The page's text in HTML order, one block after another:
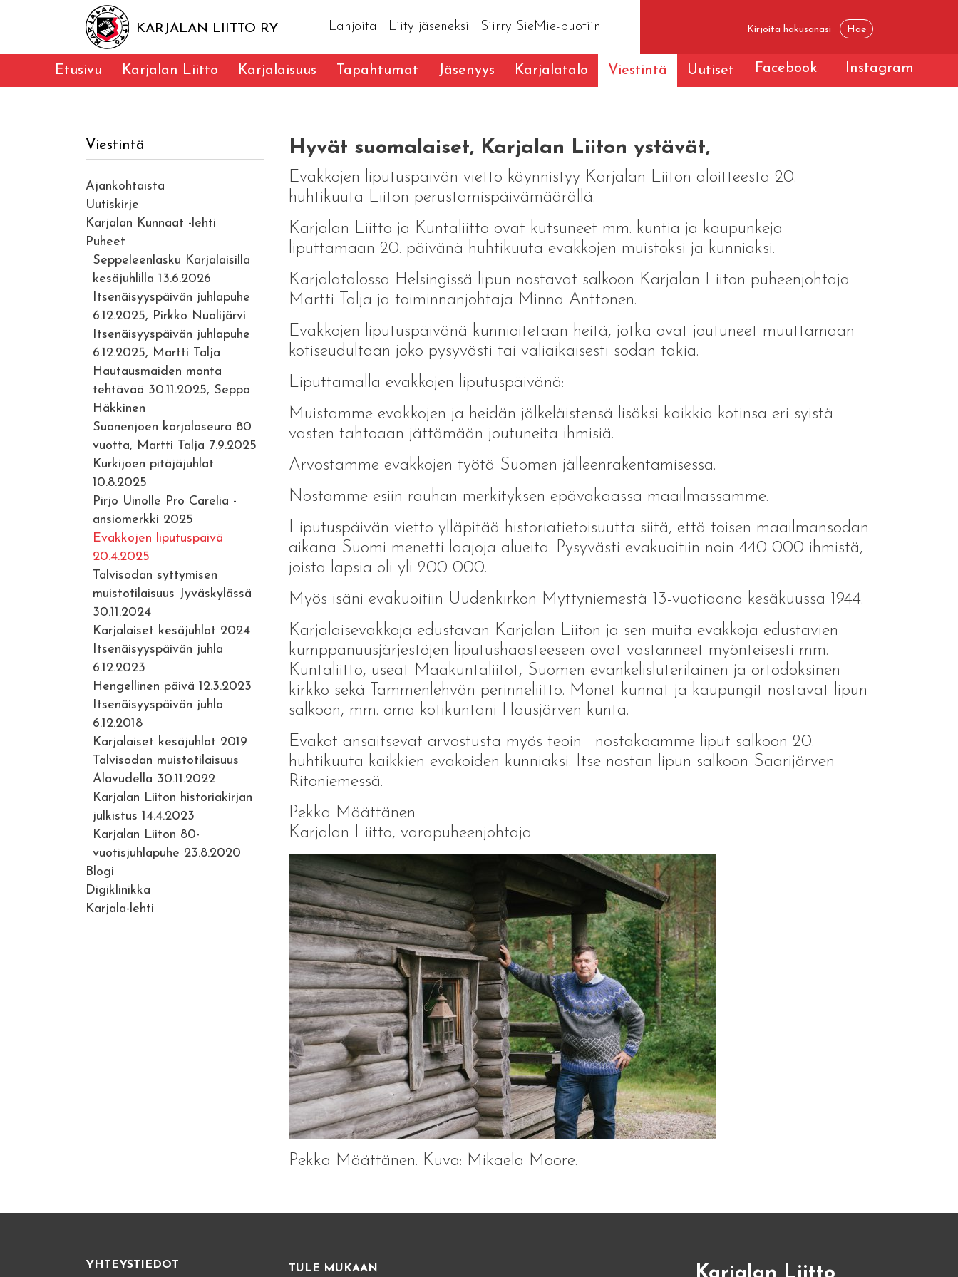
KARJALAN LIITTO RY Lahjoita Liity jäseneksi Siirry SieMie-puotiin
Etusivu Karjalan Liitto Karjalaisuus Tapahtumat Jäsenyys Karjalatalo Viestintä Uutiset Facebook Instagram
Viestintä
Ajankohtaista
Uutiskirje
Karjalan Kunnaat -lehti
Puheet
Seppeleenlasku Karjalaisilla
kesäjuhlilla 13.6.2026
Itsenäisyyspäivän juhlapuhe
6.12.2025, Pirkko Nuolijärvi
Itsenäisyyspäivän juhlapuhe
6.12.2025, Martti Talja
Hautausmaiden monta
tehtävää 30.11.2025, Seppo
Häkkinen
Suonenjoen karjalaseura 80
vuotta, Martti Talja 7.9.2025
Kurkijoen pitäjäjuhlat
10.8.2025
Pirjo Uinolle Pro Carelia -
ansiomerkki 2025
Evakkojen liputuspäivä
20.4.2025
Talvisodan syttymisen
muistotilaisuus Jyväskylässä
30.11.2024
Karjalaiset kesäjuhlat 2024
Itsenäisyyspäivän juhla
6.12.2023
Hengellinen päivä 12.3.2023
Itsenäisyyspäivän juhla
6.12.2018
Karjalaiset kesäjuhlat 2019
Talvisodan muistotilaisuus
Alavudella 30.11.2022
Karjalan Liiton historiakirjan
julkistus 14.4.2023
Karjalan Liiton 80-
vuotisjuhlapuhe 23.8.2020
Blogi
Digiklinikka
Karjala-lehti
Hyvät suomalaiset, Karjalan Liiton ystävät,
Evakkojen liputuspäivän vietto käynnistyy Karjalan Liiton aloitteesta 20.
huhtikuuta Liiton perustamispäivämäärällä.
Karjalan Liitto ja Kuntaliitto ovat kutsuneet mm. kuntia ja kaupunkeja
liputtamaan 20. päivänä huhtikuuta evakkojen muistoksi ja kunniaksi.
Karjalatalossa Helsingissä lipun nostavat salkoon Karjalan Liiton puheenjohtaja
Martti Talja ja toiminnanjohtaja Minna Anttonen.
Evakkojen liputuspäivänä kunnioitetaan heitä, jotka ovat joutuneet muuttamaan
kotiseudultaan joko pysyvästi tai väliaikaisesti sodan takia.
Liputtamalla evakkojen liputuspäivänä:
Muistamme evakkojen ja heidän jälkeläistensä lisäksi kaikkia kotinsa eri syistä
vasten tahtoaan jättämään joutuneita ihmisiä.
Arvostamme evakkojen työtä Suomen jälleenrakentamisessa.
Nostamme esiin rauhan merkityksen epävakaassa maailmassamme.
Liputuspäivän vietto ylläpitää historiatietoisuutta siitä, että toisen maailmansodan
aikana Suomi menetti laajoja alueita. Pysyvästi evakuoitiin noin 440 000 ihmistä,
joista lapsia oli yli 200 000.
Myös isäni evakuoitiin Uudenkirkon Myttyniemestä 13-vuotiaana kesäkuussa 1944.
Karjalaisevakkoja edustavan Karjalan Liiton ja sen muita evakkoja edustavien
kumppanuusjärjestöjen liputushaasteeseen ovat vastanneet myönteisesti mm.
Kuntaliitto, useat Maakuntaliitot, Suomen evankelisluterilainen ja ortodoksinen
kirkko sekä Tammenlehvän perinneliitto. Monet kunnat ja kaupungit nostavat lipun
salkoon, mm. oma kotikuntani Hausjärven kunta.
Evakot ansaitsevat arvostusta myös teoin –nostakaamme liput salkoon 20.
huhtikuuta kaikkien evakoiden kunniaksi. Itse nostan lipun salkoon Saarijärven
Ritoniemessä.
Pekka Määttänen
Karjalan Liitto, varapuheenjohtaja
Pekka Määttänen. Kuva: Mikaela Moore.
YHTEYSTIEDOT TULE MUKAAN